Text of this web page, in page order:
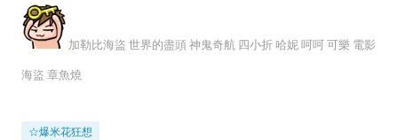
加勒比海盜 世界的盡頭 神鬼奇航 四小折 哈妮 呵呵 可樂 電影
海盜 章魚燒
☆爆米花狂想